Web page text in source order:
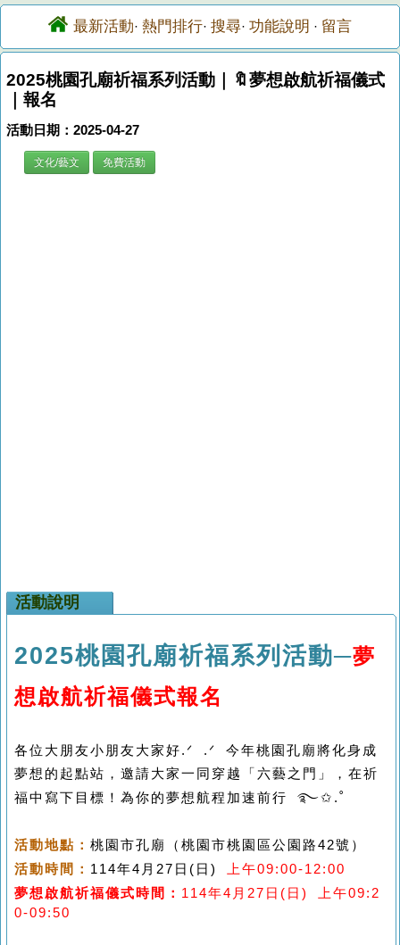
最新活動· 熱門排行· 搜尋· 功能說明 · 留言
2025桃園孔廟祈福系列活動｜🔖夢想啟航祈福儀式
｜報名
活動日期：2025-04-27
文化/藝文 免費活動
活動說明
2025桃園孔廟祈福系列活動─夢
想啟航祈福儀式報名
各位大朋友小朋友大家好.ᐟ .ᐟ 今年桃園孔廟將化身成
夢想的起點站，邀請大家一同穿越「六藝之門」，在祈
福中寫下目標 ！ 為你的夢想航程加速前行 ࿐✩.˚
活動地點： 桃園市孔廟（ 桃園市桃園區公園路42號）
活動時間： 114年4 月27 日 (日 ) 上 午09:00-12:00
夢想啟航祈福儀式時間： 114年4 月27 日 (日 ) 上 午09:2
0-09:50